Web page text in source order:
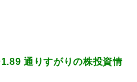
通りすがりの株投資情